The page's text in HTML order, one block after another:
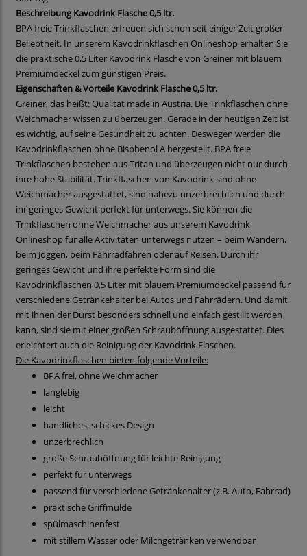
Beschreibung Kavodrink Flasche 0,5 ltr.
BPA freie Trinkflaschen erfreuen sich schon seit einiger Zeit großer
Beliebtheit. In unserem Kavodrinkflaschen Onlineshop erhalten Sie
die praktische 0,5 Liter Kavodrink Flasche von Greiner mit blauem
Premiumdeckel zum günstigen Preis.
Eigenschaften & Vorteile Kavodrink Flasche 0,5 ltr.
Greiner, das heißt: Qualität made in Austria. Die Trinkflaschen ohne
Weichmacher wissen zu überzeugen. Gerade in der heutigen Zeit ist
es wichtig, auf seine Gesundheit zu achten. Deswegen werden die
Kavodrinkflaschen ohne Bisphenol A hergestellt. BPA freie
Trinkflaschen bestehen aus Tritan und überzeugen nicht nur durch
ihre hohe Stabilität. Trinkflaschen von Kavodrink sind ohne
Weichmacher ausgestattet, sind nahezu unzerbrechlich und durch
ihr geringes Gewicht perfekt für unterwegs. Sie können die
Trinkflaschen ohne Weichmacher aus unserem Kavodrink
Onlineshop für alle Aktivitäten unterwegs nutzen – beim Wandern,
beim Joggen, beim Fahrradfahren oder auf Reisen. Durch ihr
geringes Gewicht und ihre perfekte Form sind die
Kavodrinkflaschen 0,5 Liter mit blauem Premiumdeckel passend für
verschiedene Getränkehalter bei Autos und Fahrrädern. Und damit
mit ihnen der Durst besonders schnell und einfach gestillt werden
kann, sind sie mit einer großen Schrauböffnung ausgestattet. Dies
erleichtert auch die Reinigung der Kavodrink Flaschen.
Die Kavodrinkflaschen bieten folgende Vorteile:
BPA frei, ohne Weichmacher
langlebig
leicht
handliches, schickes Design
unzerbrechlich
große Schrauböffnung für leichte Reinigung
perfekt für unterwegs
passend für verschiedene Getränkehalter (z.B. Auto, Fahrrad)
praktische Griffmulde
spülmaschinenfest
mit stillem Wasser oder Milchgetränken verwendbar